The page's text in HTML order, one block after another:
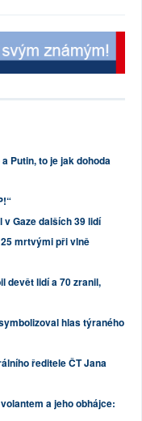
Putin, to je jak dohoda
Gaze dalších 39 lidí
mrtvými při vlně
devět lidí a 70 zranil,
hlas týraného
ředitele ČT Jana
a jeho obhájce: